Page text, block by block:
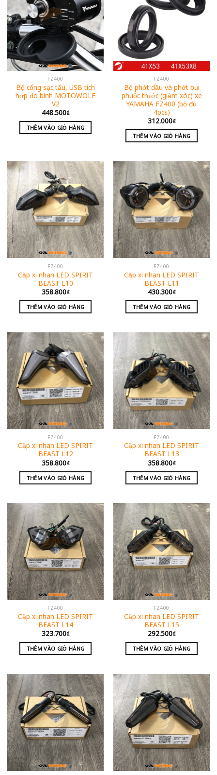
FZ400
Bộ cổng sạc tẩu, USB tích
hợp đo bình MOTOWOLF
V2
448.500₫
THÊM VÀO GIỎ HÀNG
FZ400
Bộ phớt dầu và phớt bụi
phuộc trước (giảm xóc) xe
YAMAHA FZ400 (bộ đủ
4pcs)
312.000₫
THÊM VÀO GIỎ HÀNG
FZ400
Cặp xi nhan LED SPIRIT
BEAST L10
358.800₫
THÊM VÀO GIỎ HÀNG
FZ400
Cặp xi nhan LED SPIRIT
BEAST L11
430.300₫
THÊM VÀO GIỎ HÀNG
FZ400
Cặp xi nhan LED SPIRIT
BEAST L12
358.800₫
THÊM VÀO GIỎ HÀNG
FZ400
Cặp xi nhan LED SPIRIT
BEAST L13
358.800₫
THÊM VÀO GIỎ HÀNG
FZ400
Cặp xi nhan LED SPIRIT
BEAST L14
323.700₫
THÊM VÀO GIỎ HÀNG
FZ400
Cặp xi nhan LED SPIRIT
BEAST L15
292.500₫
THÊM VÀO GIỎ HÀNG